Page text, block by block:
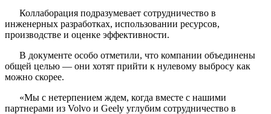
Коллаборация подразумевает сотрудничество в
инженерных разработках, использовании ресурсов,
производстве и оценке эффективности.
В документе особо отметили, что компании объединены
общей целью — они хотят прийти к нулевому выбросу как
можно скорее.
«Мы с нетерпением ждем, когда вместе с нашими
партнерами из Volvo и Geely углубим сотрудничество в